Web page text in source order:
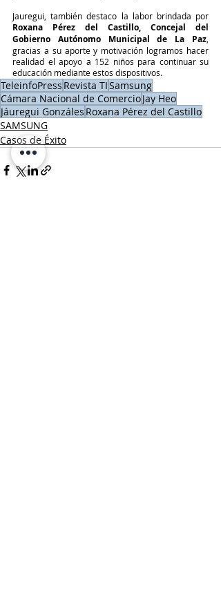
Roxana Pérez del Castillo, Concejal del
Gobierno Autónomo Municipal de La Paz
gracias a su aporte y motivación logramos hacer
realidad el apoyo a 152 niños para continuar su
educación mediante estos dispositivos.
TeleinfoPress Revista TISamsung
Cámara Nacional de ComercioJay Heo
Jáuregui Gonzáles Roxana Pérez del Castillo
SAMSUNG
Casos de Éxito